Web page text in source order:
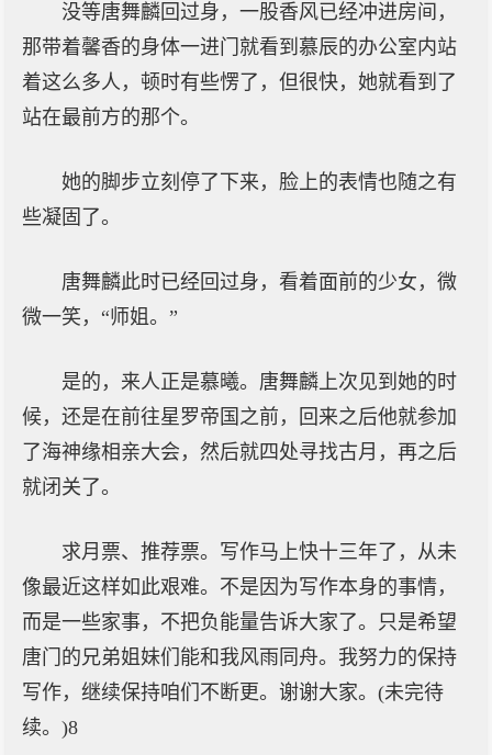
没等唐舞麟回过身，一股香风已经冲进房间，
那带着馨香的身体一进门就看到慕辰的办公室内站
着这么多人，顿时有些愣了，但很快，她就看到了
站在最前方的那个。
她的脚步立刻停了下来，脸上的表情也随之有
些凝固了。
唐舞麟此时已经回过身，看着面前的少女，微
微一笑，“师姐。”
是的，来人正是慕曦。唐舞麟上次见到她的时
候，还是在前往星罗帝国之前，回来之后他就参加
了海神缘相亲大会，然后就四处寻找古月，再之后
就闭关了。
求月票、推荐票。写作马上快十三年了，从未
像最近这样如此艰难。不是因为写作本身的事情，
而是一些家事，不把负能量告诉大家了。只是希望
唐门的兄弟姐妹们能和我风雨同舟。我努力的保持
写作，继续保持咱们不断更。谢谢大家。(未完待
续。)8